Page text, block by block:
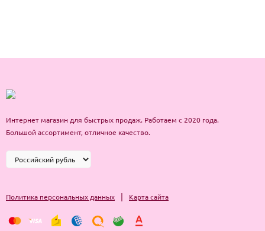
Интернет магазин для быстрых продаж. Работаем с 2020 года.
Большой ассортимент, отличное качество.
Политика персональных данных | Карта сайта